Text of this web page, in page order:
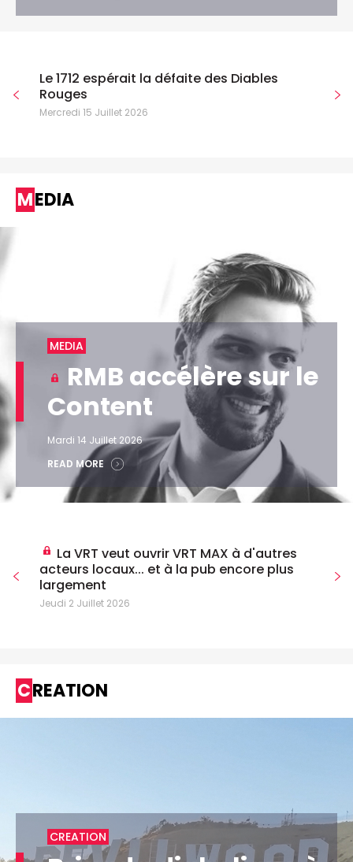
Le 1712 espérait la défaite des Diables
Rouges
Mercredi 15 Juillet 2026
MEDIA
MEDIA
RMB accélère sur le
Content
Mardi 14 Juillet 2026
READ MORE
La VRT veut ouvrir VRT MAX à d'autres
acteurs locaux... et à la pub encore plus
largement
Jeudi 2 Juillet 2026
CREATION
CREATION